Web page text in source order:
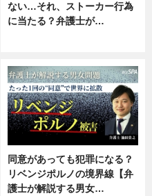
ない…それ、ストーカー行為
に当たる？弁護士が…
同意があっても犯罪になる？
リベンジポルノの境界線【弁
護士が解説する男女…